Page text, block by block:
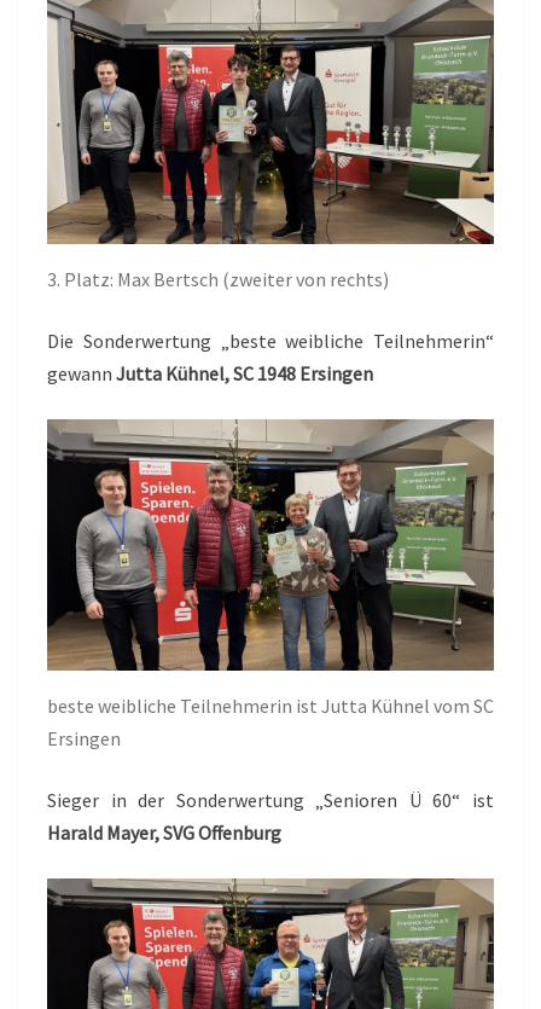
3. Platz: Max Bertsch (zweiter von rechts)
Die Sonderwertung „beste weibliche Teilnehmerin“
gewann Jutta Kühnel, SC 1948 Ersingen
beste weibliche Teilnehmerin ist Jutta Kühnel vom SC
Ersingen
Sieger in der Sonderwertung „Senioren Ü 60“ ist
Harald Mayer, SVG Offenburg